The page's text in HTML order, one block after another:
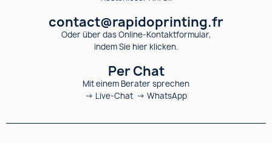
contact@rapidoprinting.fr
Oder über das Online-Kontaktformular,
indem Sie hier klicken.
Per Chat
Mit einem Berater sprechen
→ Live-Chat → WhatsApp